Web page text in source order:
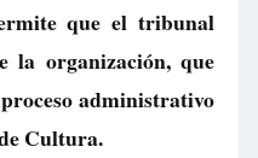
que el tribunal
la organización, que
administrativo
Cultura.